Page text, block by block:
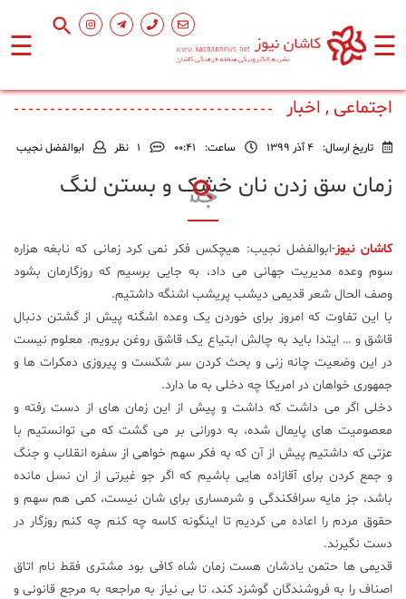
☰ ☰
اصلی
هنر
ورزشی
محیط
زیست
علم
و
فناوری
عکس
پادکست
اجتماعی , اخبار
تاریخ ارسال: 4 آذر 1399 ساعت: ۰۰:۴۱ 1 نظر ابوالفضل نجیب
زمان سق زدن نان خشک و بستن لنگ
کاشان نیوز-ابوالفضل نجیب: هیچکس فکر نمی کرد زمانی که نابغه هزاره
سوم وعده مدیریت جهانی می داد، به جایی برسیم که روزگارمان بشود
وصف الحال شعر قدیمی دیشب پریشب اشنگه داشتیم.
با این تفاوت که امروز برای خوردن یک وعده اشگنه پیش از گشتن دنبال
قاشق و … ایتدا باید به چالش ابتیاع یک قاشق روغن برویم. معلوم نیست
در این وضعیت چانه زنی و بحث کردن سر شکست و پیروزی دمکرات ها و
جمهوری خواهان در امریکا چه دخلی به ما دارد.
دخلی اگر می داشت که داشت و پیش از این زمان های از دست رفته و
معصومیت های پایمال شده، به دورانی بر می گشت که می توانستیم با
عزتی که داشتیم پیش از آن که به فکر سهم خواهی از سفره انقلاب و جنگ
و جمع کردن برای آقازاده هایی باشیم که اگر جو غیرتی از ان نسل مانده
باشد، جز مایه سرافکندگی و شرمساری برای شان نیست، کمی هم سهم و
حقوق مردم را اعاده می کردیم تا اینگونه کاسه چه کنم چه کنم روزگار در
دست نگیرند.
قدیمی ها حتمن یادشان هست زمان شاه کافی بود مشتری فقط نام اتاق
اصناف را به فروشندگان گوشزد کند، تا بی نیاز به مراجعه به مرجع قانونی و